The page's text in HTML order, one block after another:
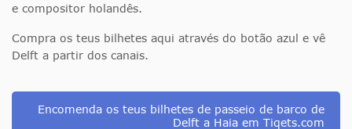
e compositor holandês.
Compra os teus bilhetes aqui através do botão azul e vê
Delft a partir dos canais.
Encomenda os teus bilhetes de passeio de barco de
Delft a Haia em Tiqets.com